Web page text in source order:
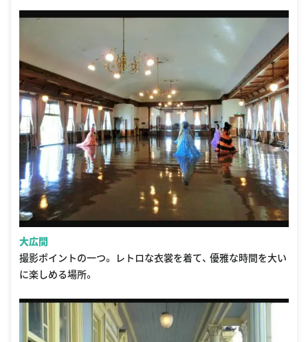
大広間
撮影ポイントの一つ。 レトロな衣裳を着て、 優雅な時間を大い
に楽しめる場所。